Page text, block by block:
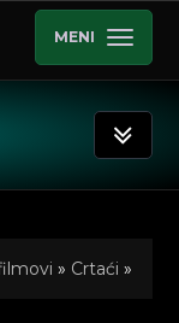
MENI
» Crtaći »